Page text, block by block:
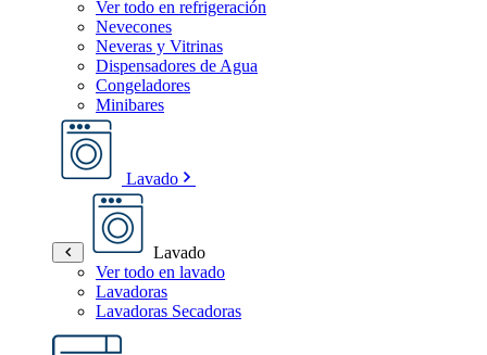
Ver todo en refrigeración
Nevecones
Neveras y Vitrinas
Dispensadores de Agua
Congeladores
Minibares
Lavado
Lavado
Ver todo en lavado
Lavadoras
Lavadoras Secadoras